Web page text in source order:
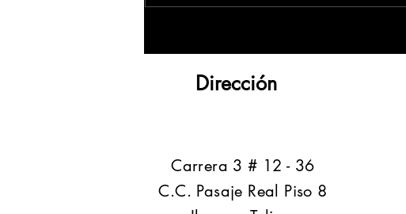
Dirección
​Carrera 3 # 12 - 36
C.C. Pasaje Real Piso 8